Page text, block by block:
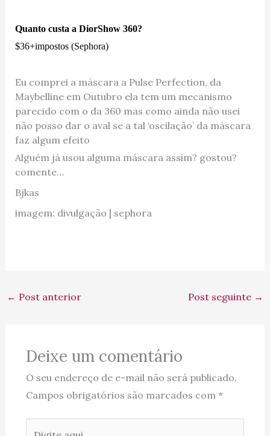
Quanto custa a DiorShow 360?
$36+impostos (Sephora)
Eu comprei a máscara a Pulse Perfection, da
Maybelline em Outubro ela tem um mecanismo
parecido com o da 360 mas como ainda não usei
não posso dar o aval se a tal ‘oscilação’ da máscara
faz algum efeito
Alguém já usou alguma máscara assim? gostou?
comente…
Bjkas
imagem: divulgação | sephora
← Post anterior Post seguinte →
Deixe um comentário
O seu endereço de e-mail não será publicado.
Campos obrigatórios são marcados com *